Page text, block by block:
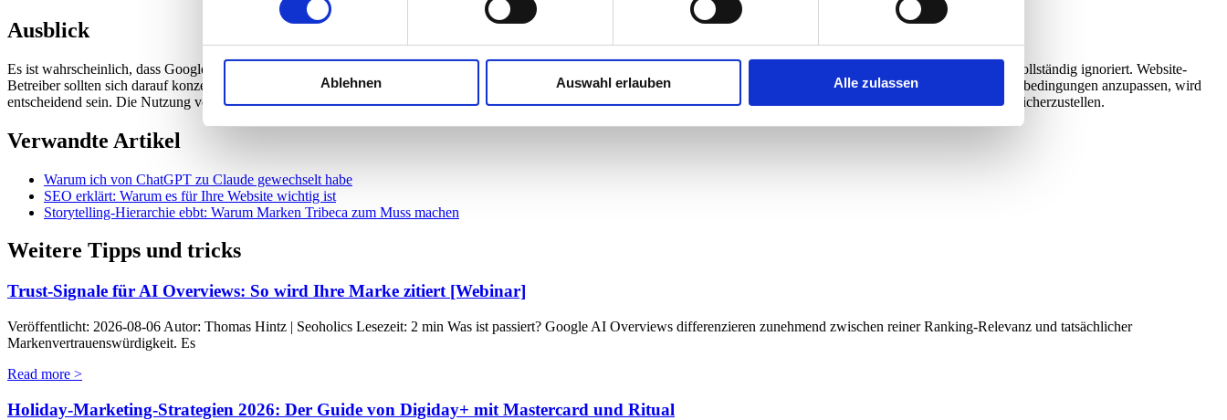
Ablehnen Auswahl erlauben Alle zulassen
Ausblick
Es ist wahrscheinlich, dass Google die Auswirkungen von Codex-Update genau analysiert und Anpassungen vornehmen wird. Es ist unwahrscheinlich, dass Google E-E-A-T vollständig ignoriert. Website-
Betreiber sollten sich darauf konzentrieren, weiterhin qualitativ hochwertige, von Experten erstellte Inhalte zu produzieren. Die Fähigkeit, sich schnell an veränderte Algorithmusbedingungen anzupassen, wird
entscheidend sein. Die Nutzung von
KI-Agenten für SEOkann bei der Content-Optimierung helfen, sollte aber stets von menschlicher Kontrolle begleitet werden, um Qualität sicherzustellen.
Verwandte Artikel
Warum ich von ChatGPT zu Claude gewechselt habe
SEO erklärt: Warum es für Ihre Website wichtig ist
Storytelling-Hierarchie ebbt: Warum Marken Tribeca zum Muss machen
Weitere Tipps und tricks
Trust-Signale für AI Overviews: So wird Ihre Marke zitiert [Webinar]
Veröffentlicht: 2026-08-06 Autor: Thomas Hintz | Seoholics Lesezeit: 2 min Was ist passiert? Google AI Overviews differenzieren zunehmend zwischen reiner Ranking-Relevanz und tatsächlicher
Markenvertrauenswürdigkeit. Es
Read more >
Holiday-Marketing-Strategien 2026: Der Guide von Digiday+ mit Mastercard und Ritual